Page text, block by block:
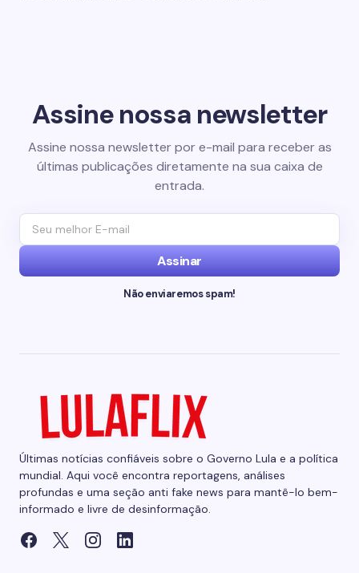
Assine nossa newsletter
Assine nossa newsletter por e-mail para receber as
últimas publicações diretamente na sua caixa de
entrada.
Assinar
Não enviaremos spam!
Últimas notícias confiáveis sobre o Governo Lula e a política
mundial. Aqui você encontra reportagens, análises
profundas e uma seção anti fake news para mantê-lo bem-
informado e livre de desinformação.